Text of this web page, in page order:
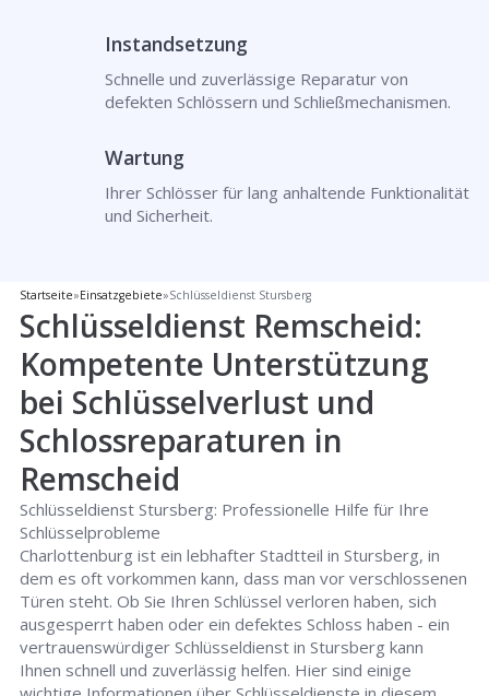
Instandsetzung
Schnelle und zuverlässige Reparatur von
defekten Schlössern und Schließmechanismen.
Wartung
Ihrer Schlösser für lang anhaltende Funktionalität
und Sicherheit.
Startseite»Einsatzgebiete»Schlüsseldienst Stursberg
Schlüsseldienst Remscheid:
Kompetente Unterstützung
bei Schlüsselverlust und
Schlossreparaturen in
Remscheid
Schlüsseldienst Stursberg: Professionelle Hilfe für Ihre
Schlüsselprobleme
Charlottenburg ist ein lebhafter Stadtteil in Stursberg, in
dem es oft vorkommen kann, dass man vor verschlossenen
Türen steht. Ob Sie Ihren Schlüssel verloren haben, sich
ausgesperrt haben oder ein defektes Schloss haben - ein
vertrauenswürdiger Schlüsseldienst in Stursberg kann
Ihnen schnell und zuverlässig helfen. Hier sind einige